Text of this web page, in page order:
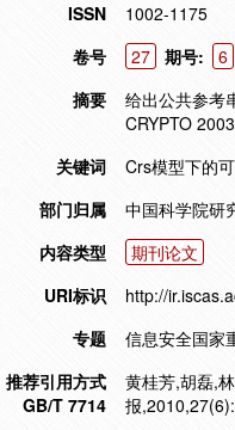
ISSN
1002-1175
卷号
27 期号: 6
摘要
给出公共参考
CRYPTO
关键词
Crs模型下的
部门归属
中国科学院研
内容类型
期刊论文
URI标识
http://
专题
信息安全国家
推荐引用方式
GB/T 7714
黄桂芳,胡磊,
报